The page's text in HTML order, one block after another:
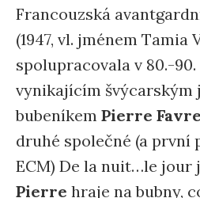
Francouzská
(1947, vl. jménem Tamia
spolupracovala v 80.-
vynikajícím švýcarským
bubeníkem Pierre
druhé společné (a první
ECM) De la nuit…le jour
Pierre hraje na bubny,